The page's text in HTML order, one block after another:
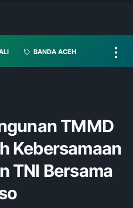
BANDA ACEH
TMMD
Kebersamaan
TNI Bersama